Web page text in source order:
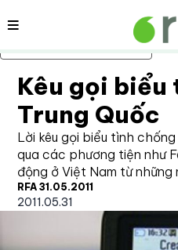
Bỏ qua nội dung chính
Nội dung
Kêu gọi biểu
Trung Quốc
Lời kêu gọi biểu tình
qua các phương tiện như
động ở Việt Nam từ những
RFA 31.05.2011
2011.05.31